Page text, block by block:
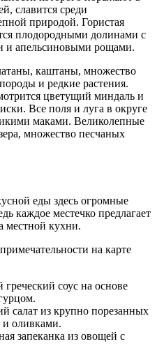
славится среди
природой. Гористая
плодородными долинами с
и апельсиновыми рощами.
каштаны, множество
и редкие растения.
цветущий миндаль и
Все поля и луга в округе
маками. Великолепные
множество песчаных
еды здесь огромные
каждое местечко предлагает
местной кухни.
соус на основе
салат из крупно порезанных
оливками.
запеканка из овощей с